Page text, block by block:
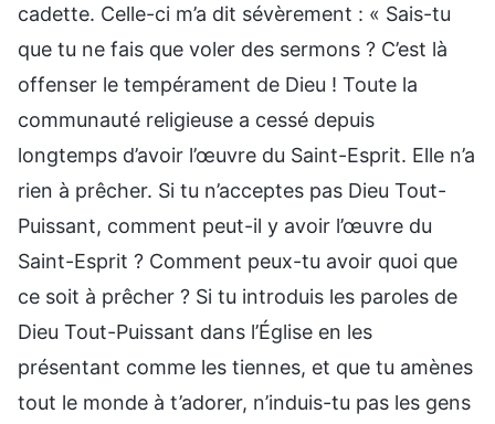
cadette. Celle-ci m’a dit sévèrement : « Sais-tu
que tu ne fais que voler des sermons ? C’est là
offenser le tempérament de Dieu ! Toute la
communauté religieuse a cessé depuis
longtemps d’avoir l’œuvre du Saint-Esprit. Elle n’a
rien à prêcher. Si tu n’acceptes pas Dieu Tout-
Puissant, comment peut-il y avoir l’œuvre du
Saint-Esprit ? Comment peux-tu avoir quoi que
ce soit à prêcher ? Si tu introduis les paroles de
Dieu Tout-Puissant dans l’Église en les
présentant comme les tiennes, et que tu amènes
tout le monde à t’adorer, n’induis-tu pas les gens